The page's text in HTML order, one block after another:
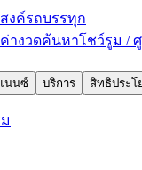
งค์รถบรรทุก
างวดค้นหาโชว์รูม /
นนซ์ บริการ สิทธิประโ